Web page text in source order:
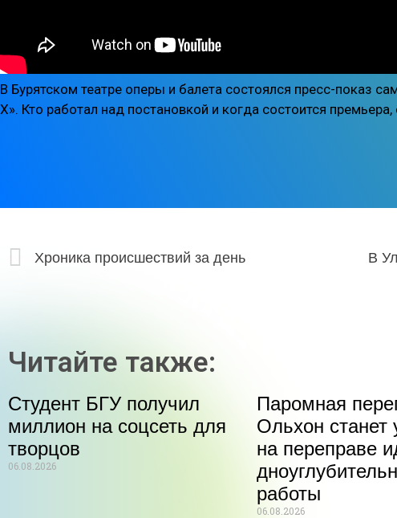
В Бурятском театре оперы и балета состоялся пресс-показ
Х». Кто работал над постановкой и когда состоится
Хроника происшествий за день
Читайте также:
Студент БГУ получил
миллион на соцсеть для
творцов
06.08.2026
Паромная
Ольхон станет
на переправе
работы
06.08.2026